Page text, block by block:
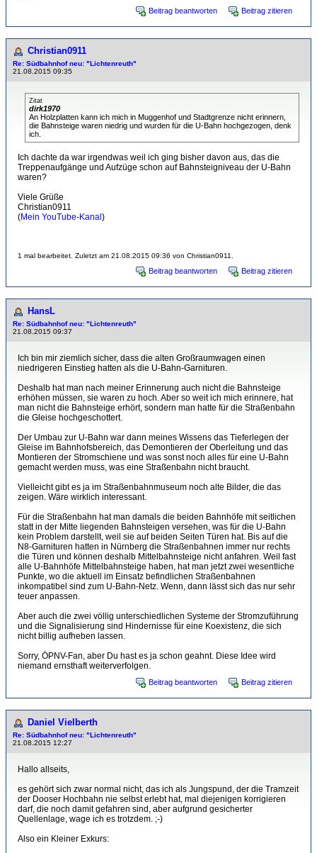
Beitrag beantworten Beitrag zitieren
Christian0911
Re: Südbahnhof neu: "Lichtenreuth"
21.08.2015 09:35
Zitat
dirk1970
An Holzplatten kann ich mich in Muggenhof und Stadtgrenze nicht erinnern,
die Bahnsteige waren niedrig und wurden für die U-Bahn hochgezogen, denk
ich.
Ich dachte da war irgendwas weil ich ging bisher davon aus, das die
Treppenaufgänge und Aufzüge schon auf Bahnsteigniveau der U-Bahn
waren?
Viele Grüße
Christian0911
(Mein YouTube-Kanal )
1 mal bearbeitet. Zuletzt am 21.08.2015 09:36 von Christian0911.
Beitrag beantworten Beitrag zitieren
HansL
Re: Südbahnhof neu: "Lichtenreuth"
21.08.2015 09:37
Ich bin mir ziemlich sicher, dass die alten Großraumwagen einen
niedrigeren Einstieg hatten als die U-Bahn-Garnituren.
Deshalb hat man nach meiner Erinnerung auch nicht die Bahnsteige
erhöhen müssen, sie waren zu hoch. Aber so weit ich mich erinnere, hat
man nicht die Bahnsteige erhört, sondern man hatte für die Straßenbahn
die Gleise hochgeschottert.
Der Umbau zur U-Bahn war dann meines Wissens das Tieferlegen der
Gleise im Bahnhofsbereich, das Demontieren der Oberleitung und das
Montieren der Stromschiene und was sonst noch alles für eine U-Bahn
gemacht werden muss, was eine Straßenbahn nicht braucht.
Vielleicht gibt es ja im Straßenbahnmuseum noch alte Bilder, die das
zeigen. Wäre wirklich interessant.
Für die Straßenbahn hat man damals die beiden Bahnhöfe mit seitlichen
statt in der Mitte liegenden Bahnsteigen versehen, was für die U-Bahn
kein Problem darstellt, weil sie auf beiden Seiten Türen hat. Bis auf die
N8-Garnituren hatten in Nürnberg die Straßenbahnen immer nur rechts
die Türen und können deshalb Mittelbahnsteige nicht anfahren. Weil fast
alle U-Bahnhöfe Mittelbahnsteige haben, hat man jetzt zwei wesentliche
Punkte, wo die aktuell im Einsatz befindlichen Straßenbahnen
inkompatibel sind zum U-Bahn-Netz. Wenn, dann lässt sich das nur sehr
teuer anpassen.
Aber auch die zwei völlig unterschiedlichen Systeme der Stromzuführung
und die Signalisierung sind Hindernisse für eine Koexistenz, die sich
nicht billig aufheben lassen.
Sorry, ÖPNV-Fan, aber Du hast es ja schon geahnt. Diese Idee wird
niemand ernsthaft weiterverfolgen.
Beitrag beantworten Beitrag zitieren
Daniel Vielberth
Re: Südbahnhof neu: "Lichtenreuth"
21.08.2015 12:27
Hallo allseits,
es gehört sich zwar normal nicht, das ich als Jungspund, der die Tramzeit
der Dooser Hochbahn nie selbst erlebt hat, mal diejenigen korrigieren
darf, die noch damit gefahren sind, aber aufgrund gesicherter
Quellenlage, wage ich es trotzdem. ;-)
Also ein Kleiner Exkurs: